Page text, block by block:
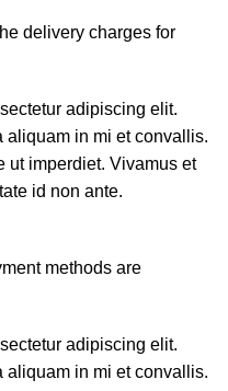
delivery charges for
adipiscing elit.
in mi et convallis.
ut imperdiet. Vivamus et
id non ante.
methods are
adipiscing elit.
in mi et convallis.